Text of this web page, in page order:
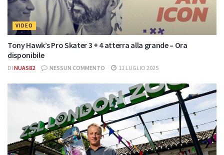
VIDEO
Tony Hawk’s Pro Skater 3 + 4 atterra alla grande – Ora
disponibile
DI NUAS82 NESSUN COMMENTO 11 LUGLIO 2025